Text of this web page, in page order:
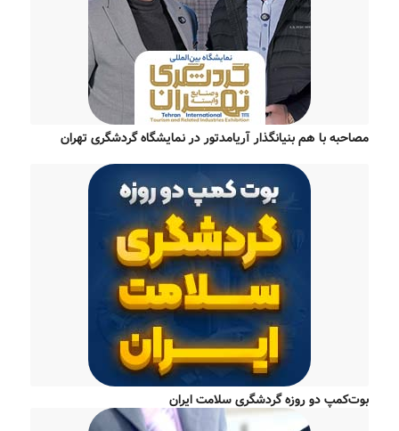
مصاحبه با هم بنیانگذار آریامدتور در نمایشگاه گردشگری تهران
بوت‌کمپ دو روزه گردشگری سلامت ایران